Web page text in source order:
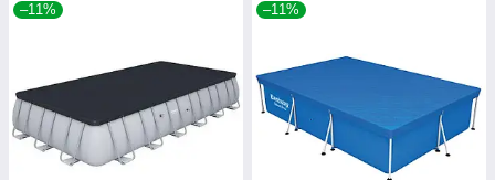
–11% –11%